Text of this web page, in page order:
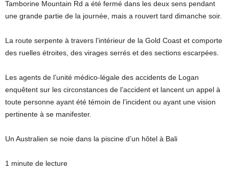
Tamborine Mountain Rd a été fermé dans les deux sens pendant
une grande partie de la journée, mais a rouvert tard dimanche soir.
La route serpente à travers l’intérieur de la Gold Coast et comporte
des ruelles étroites, des virages serrés et des sections escarpées.
Les agents de l’unité médico-légale des accidents de Logan
enquêtent sur les circonstances de l’accident et lancent un appel à
toute personne ayant été témoin de l’incident ou ayant une vision
pertinente à se manifester.
Un Australien se noie dans la piscine d’un hôtel à Bali
1 minute de lecture